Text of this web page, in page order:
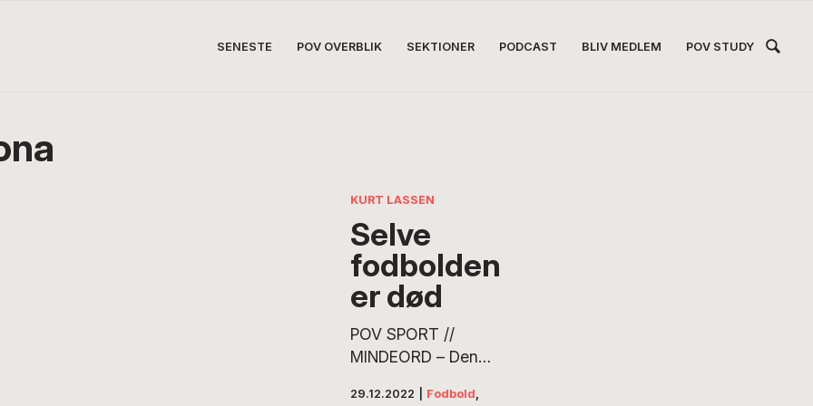
SENESTE POV OVERBLIK SEKTIONER PODCAST BLIV MEDLEM POV STUDY
KURT LASSEN
Selve
fodbolden
er død
POV SPORT //
MINDEORD – Den
29.12.2022 Fodbold